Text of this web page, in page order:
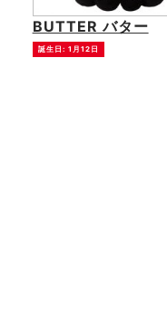
BUTTER バター
誕生日: 1月12日